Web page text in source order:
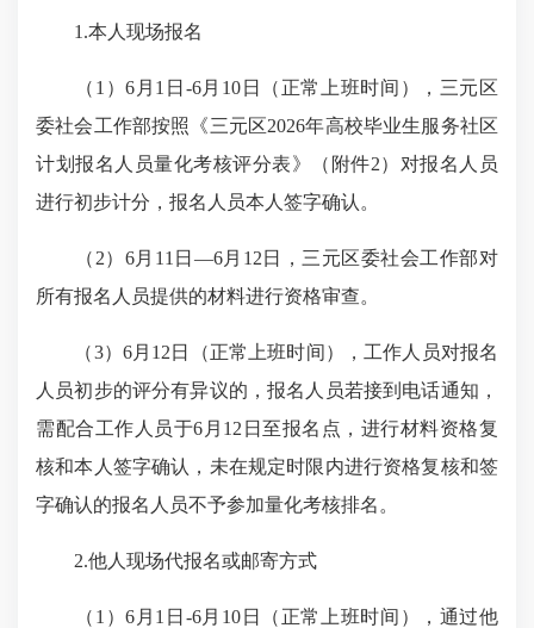
1.本人现场报名
（1）6月1日-6月10日（正常上班时间），三元区
委社会工作部按照《三元区2026年高校毕业生服务社区
计划报名人员量化考核评分表》（附件2）对报名人员
进行初步计分，报名 人员本人签字确认。
（2）6月11日—6月12日，三元区委社会工作部对
所有报名人员提供的材料进行资格审查。
（3）6月12日（正常上班时间），工作人员对报名
人员初步的评分有异议的，报名人员若接到电话通知，
需配合工作人员于6月12日至报名点，进行材料资格复
核和本人签字确认，未在规定时限内进行资格复核和签
字确认的报名人员不予参加量化考核排名。
2.他人现场代报名或邮寄方式
（1）6月1日-6月10日（正常上班时间），通过他